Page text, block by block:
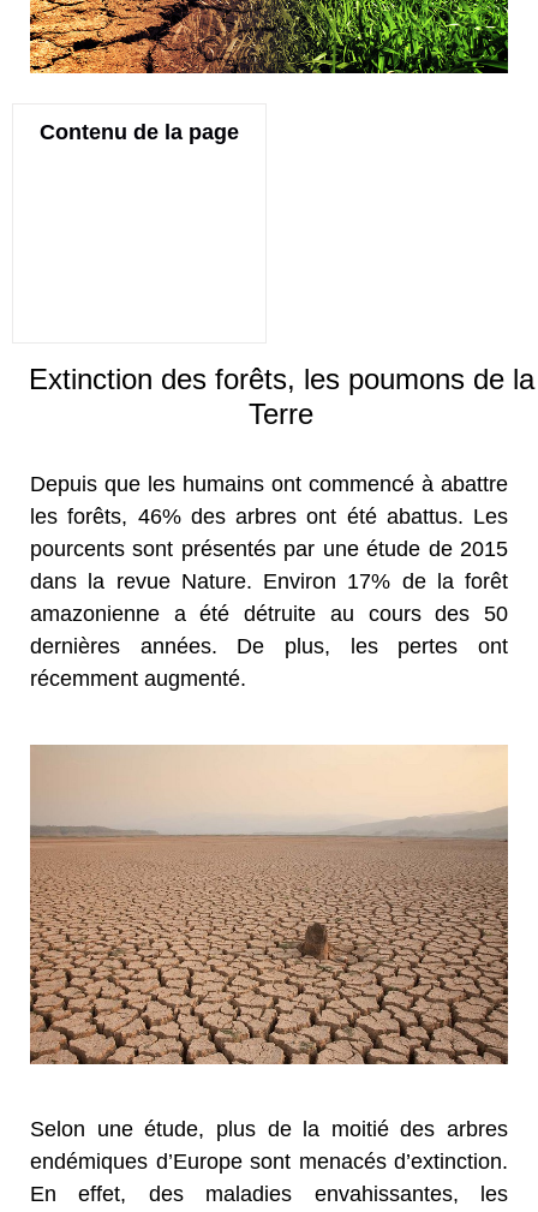
Contenu de la page
Extinction des forêts, les poumons de la
Terre
Depuis que les humains ont commencé à abattre
les forêts, 46% des arbres ont été abattus. Les
pourcents sont présentés par une étude de 2015
dans la revue Nature. Environ 17% de la forêt
amazonienne a été détruite au cours des 50
dernières années. De plus, les pertes ont
récemment augmenté.
Selon une étude, plus de la moitié des arbres
endémiques d’Europe sont menacés d’extinction.
En effet, des maladies envahissantes, les